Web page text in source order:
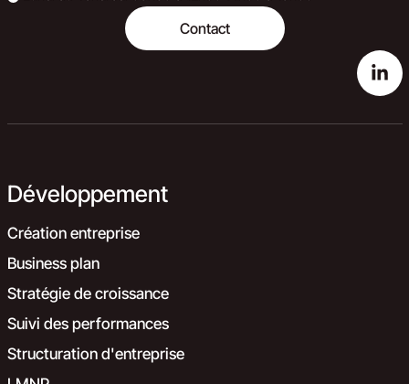
Contact
Développement
Création entreprise
Business plan
Stratégie de croissance
Suivi des performances
Structuration d'entreprise